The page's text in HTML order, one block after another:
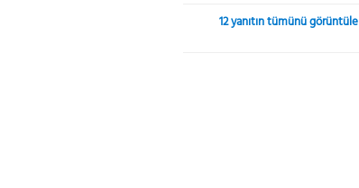
12 yanıtın tümünü görüntüle